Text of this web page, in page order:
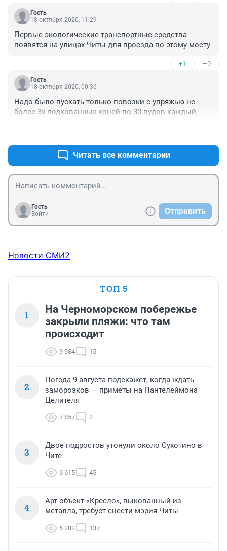
Гость
18 октября 2020, 11:29
Первые экологические транспортные средства
появятся на улицах Читы для проезда по этому мосту
+1 –0
Гость
18 октября 2020, 00:36
Надо было пускать только повозки с упряжью не
более 3х подкованных коней по 30 пудов каждый.
Читать все комментарии
Гость
Войти
Отправить
Новости СМИ2
ТОП 5
1
На Черноморском побережье
закрыли пляжи: что там
происходит
9 984 15
2
Погода 9 августа подскажет, когда ждать
заморозков — приметы на Пантелеймона
Целителя
7 857 2
3
Двое подростов утонули около Сухотино в
Чите
6 615 45
4
Арт-объект «Кресло», выкованный из
металла, требует снести мэрия Читы
6 282 137